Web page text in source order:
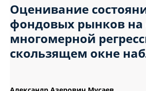
Оценивание
фондовых рынков на
многомерной
скользящем окне